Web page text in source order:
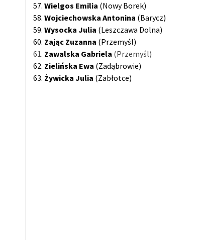
57. Wielgos Emilia (Nowy Borek)
58. Wojciechowska Antonina (Barycz)
59. Wysocka Julia (Leszczawa Dolna)
60. Zając Zuzanna (Przemyśl)
61. Zawalska Gabriela (Przemyśl)
62. Zielińska Ewa (Zadąbrowie)
63. Żywicka Julia (Zabłotce)